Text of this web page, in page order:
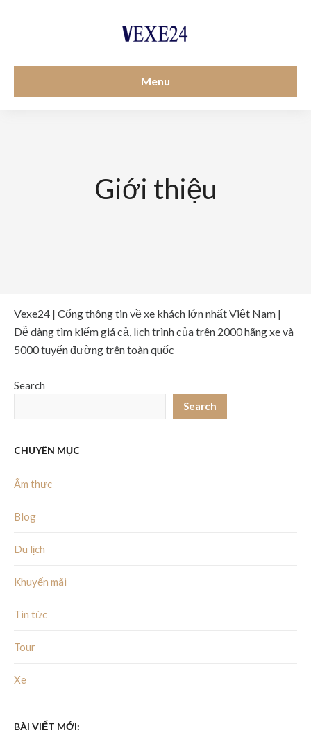
Menu
Giới thiệu
Vexe24 | Cổng thông tin về xe khách lớn nhất Việt Nam |
Dễ dàng tìm kiếm giá cả, lịch trình của trên 2000 hãng xe và
5000 tuyến đường trên toàn quốc
Search
Search
CHUYÊN MỤC
Ẩm thực
Blog
Du lịch
Khuyến mãi
Tin tức
Tour
Xe
BÀI VIẾT MỚI: